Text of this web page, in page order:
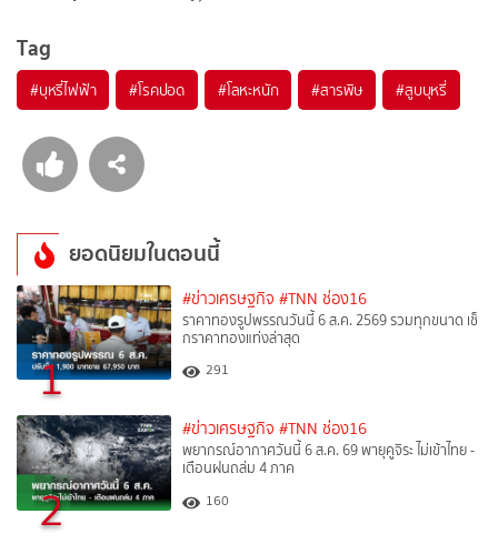
Tag
#บุหรี่ไฟฟ้า #โรคปอด #โลหะหนัก #สารพิษ #สูบบุหรี่
ยอดนิยมในตอนนี้
1
#ข่าวเศรษฐกิจ #TNN ช่อง16
ราคาทองรูปพรรณวันนี้ 6 ส.ค. 2569 รวมทุกขนาด เช็
กราคาทองแท่งล่าสุด
291
2
#ข่าวเศรษฐกิจ #TNN ช่อง16
พยากรณ์อากาศวันนี้ 6 ส.ค. 69 พายุคูจิระ ไม่เข้าไทย -
เตือนฝนถล่ม 4 ภาค
160